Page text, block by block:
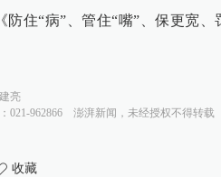
防住“病”、管住“嘴”、保更宽
亮
021-962866
澎湃新闻，未经授权不得转载
收藏